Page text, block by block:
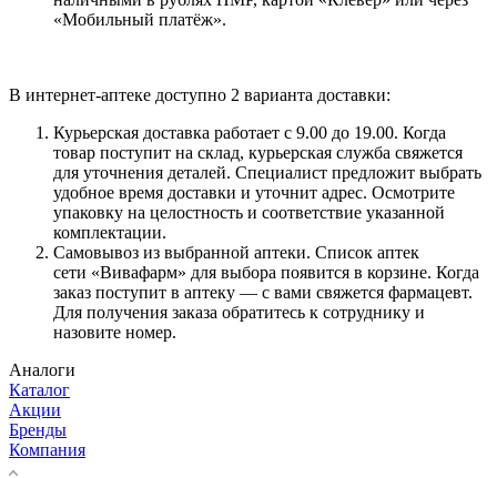
«Мобильный платёж».
В интернет-аптеке доступно 2 варианта доставки:
Курьерская доставка работает с 9.00 до 19.00. Когда
товар поступит на склад, курьерская служба свяжется
для уточнения деталей. Специалист предложит выбрать
удобное время доставки и уточнит адрес. Осмотрите
упаковку на целостность и соответствие указанной
комплектации.
Самовывоз из выбранной аптеки. Список аптек
сети «Вивафарм» для выбора появится в корзине. Когда
заказ поступит в аптеку — с вами свяжется фармацевт.
Для получения заказа обратитесь к сотруднику и
назовите номер.
Аналоги
Каталог
Акции
Бренды
Компания